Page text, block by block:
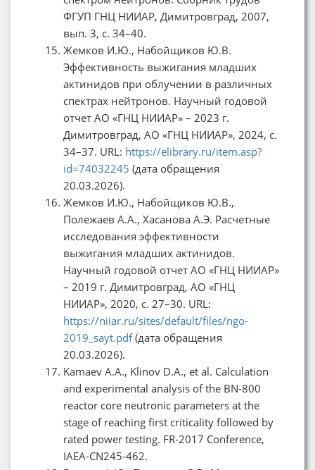
ФГУП ГНЦ НИИАР, Димитровград, 2007,
вып. 3, с. 34–40.
Жемков И.Ю., Набойщиков Ю.В.
Эффективность выжигания младших
актинидов при облучении в различных
спектрах нейтронов. Научный годовой
отчет АО «ГНЦ НИИАР» – 2023 г.
Димитровград, АО «ГНЦ НИИАР», 2024, с.
34–37. URL: https://elibrary.ru/item.asp?
id=74032245 (дата обращения
20.03.2026).
Жемков И.Ю., Набойщиков Ю.В.,
Полежаев А.А., Хасанова А.Э. Расчетные
исследования эффективности
выжигания младших актинидов.
Научный годовой отчет АО «ГНЦ НИИАР»
– 2019 г. Димитровград, АО «ГНЦ
НИИАР», 2020, с. 27–30. URL:
https://niiar.ru/sites/default/files/ngo-
2019_sayt.pdf(дата обращения
20.03.2026).
Kamaev A.A., Klinov D.A., et al. Calculation
and experimental analysis of the BN-800
reactor core neutronic parameters at the
stage of reaching first criticality followed by
rated power testing. FR-2017 Conference,
IAEA-CN245-462.